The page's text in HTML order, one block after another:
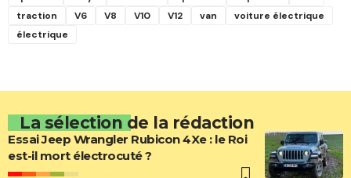
traction
V6 V8 V10 V12 van
voiture électrique
électrique
La sélection de la rédaction
Essai Jeep Wrangler Rubicon 4Xe : le Roi
est-il mort électrocuté ?